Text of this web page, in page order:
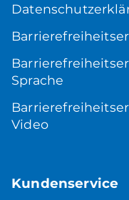
Sprache
Video
Kundenservice